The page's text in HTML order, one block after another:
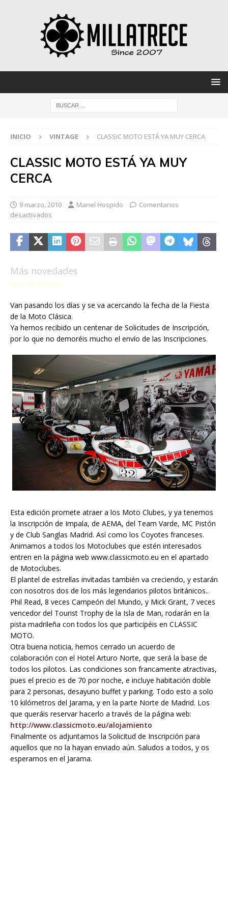
INICIO VINTAGE CLASSIC MOTO ESTÁ YA MUY CERCA
CLASSIC MOTO ESTÁ YA MUY
CERCA
9 marzo, 2010 Manel Hospido
Comentarios
desactivados
Más novedades
nota de prensa
Van pasando los días y se va acercando la fecha de la Fiesta
de la Moto Clásica.
Ya hemos recibido un centenar de Solicitudes de Inscripción,
por lo que no demoréis mucho el envío de las Inscripciones.
Esta edición promete atraer a los Moto Clubes, y ya tenemos
la Inscripción de Impala, de AEMA, del Team Varde, MC Pistón
y de Club Sanglas Madrid. Así como los Coyotes franceses.
Animamos a todos los Motoclubes que estén interesados
entren en la página web www.classicmoto.eu en el apartado
de Motoclubes.
El plantel de estrellas invitadas también va creciendo, y estarán
con nosotros dos de los más legendarios pilotos británicos..
Phil Read, 8 veces Campeón del Mundo, y Mick Grant, 7 veces
vencedor del Tourist Trophy de la Isla de Man, rodarán en la
pista madrileña con todos los que participéis en CLASSIC
MOTO.
Otra buena noticia, hemos cerrado un acuerdo de
colaboración con el Hotel Arturo Norte, que será la base de
todos los pilotos. Las condiciones son francamente atractivas,
pues el precio es de 70 por noche, e incluye habitación doble
para 2 personas, desayuno buffet y parking. Todo esto a solo
10 kilómetros del Jarama, y en la parte Norte de Madrid. Los
que queráis reservar hacerlo a través de la página web:
http://www.classicmoto.eu/alojamiento
Finalmente os adjuntamos la Solicitud de Inscripción para
aquellos que no la hayan enviado aún. Saludos a todos, y os
esperamos en el Jarama.